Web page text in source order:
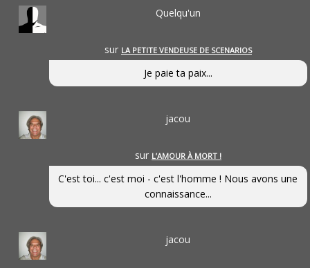
Quelqu'un
sur LA PETITE VENDEUSE DE SCENARIOS
Je paie ta paix...
jacou
sur L’AMOUR À MORT !
C'est toi... c'est moi - c'est l'homme ! Nous avons une
connaissance...
jacou